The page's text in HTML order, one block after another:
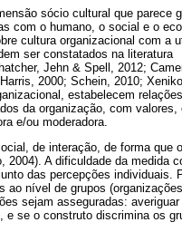
sócio cultural que parece
com o humano, o social e o
cultura organizacional com a
ser constatados na literatura
Jehn & Spell, 2012;
2000; Schein, 2010;
estabelecem
da organização, com valores,
e/ou moderadora.
de interação, de forma que
2004). A dificuldade da medida
das percepções individuais.
ao nível de grupos
sejam asseguradas:
e se o construto discrimina os